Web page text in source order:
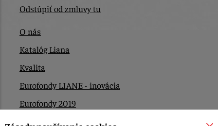
Odstúpiť od zmluvy tu
O nás
Katalóg Liana
Kvalita
Eurofondy LIANE - inovácia
Eurofondy 2019
Eurofondy 2022/2023